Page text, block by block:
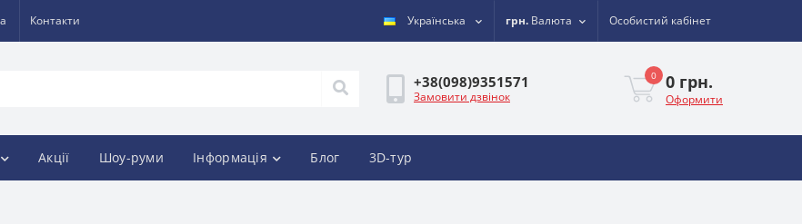
Контакти Українська грн. Валюта Особистий кабінет
+38(098)9351571
Замовити дзвінок
0 0 грн.
Оформити
Акції Шоу-руми Інформація Блог 3D-тур